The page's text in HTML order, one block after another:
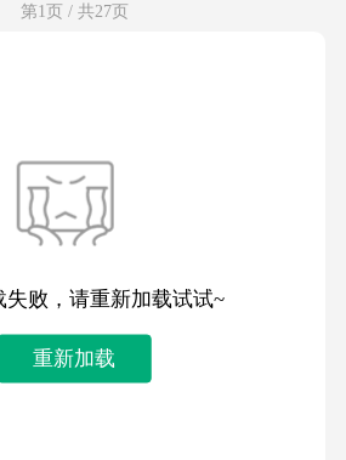
第1页 / 共27页
失败，请重新加载试试~
重新加载